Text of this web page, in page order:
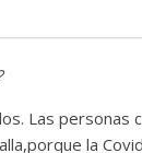
Las personas
la